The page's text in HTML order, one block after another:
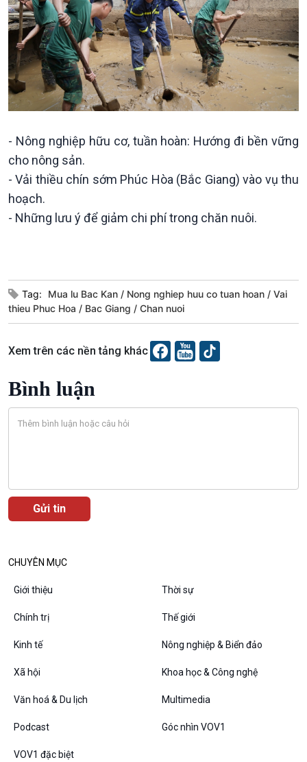
Xã hội
Tin Đời sống & Xã hội
360 độ Sức khỏe
Chuyển đổi Xanh
Tài nguyên và Môi trường
Chuyên gia của bạn
Xã hội chuyển động
Khoa học & Công nghệ
Tin Khoa học & Công nghệ
Kết nối công nghệ
Sống chung với biến đổi
khí hậu
Tin Văn hoá & Du lịch
Chát với người nổi tiếng
Câu chuyện Thể thao
Ảnh
Video
Infographic
E-Magazine
Podcast
Góc nhìn VOV1
Diễn đàn chủ nhật
Chuyện đêm
- Nông nghiệp hữu cơ, tuần hoàn: Hướng đi bền vững
cho nông sản.
- Vải thiều chín sớm Phúc Hòa (Bắc Giang) vào vụ thu
hoạch.
- Những lưu ý để giảm chi phí trong chăn nuôi.
Tag: Mua lu Bac Kan Nong nghiep huu co tuan hoan
Vai
thieu Phuc Hoa
Bac Giang Chan nuoi
Xem trên các nền tảng khác
Bình luận
CHUYÊN MỤC
Giới thiệu Thời sự
Chính trị Thế giới
Kinh tế Nông nghiệp & Biển đảo
Xã hội Khoa học & Công nghệ
Văn hoá & Du lịch Multimedia
Podcast Góc nhìn VOV1
VOV1 đặc biệt